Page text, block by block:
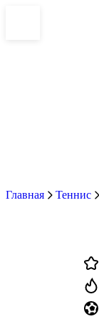
Главная Теннис